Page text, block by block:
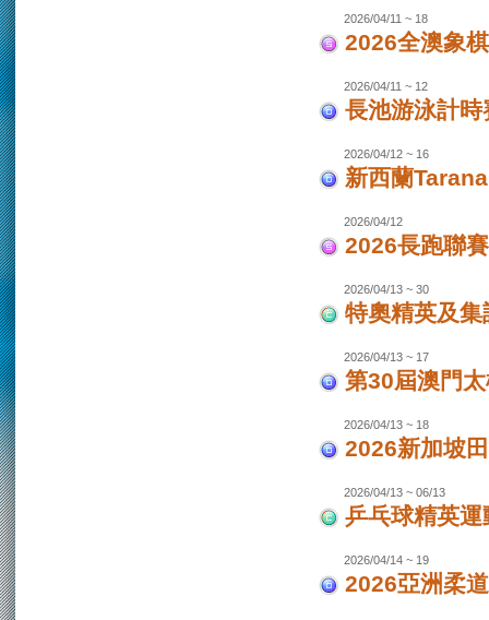
2026/04/11 ~ 18
2026全澳象
2026/04/11 ~ 12
長池游泳計
2026/04/12 ~ 16
新西蘭
2026/04/12
2026長跑聯
2026/04/13 ~ 30
特奧精英及
2026/04/13 ~ 17
第30屆澳門
2026/04/13 ~ 18
2026新加坡
2026/04/13 ~ 06/13
乒乓球精英
2026/04/14 ~ 19
2026亞洲柔